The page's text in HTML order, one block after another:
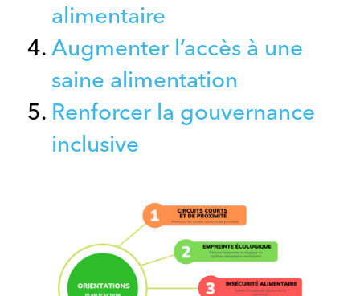
alimentaire
Augmenter l’accès à une
saine alimentation
Renforcer la gouvernance
inclusive